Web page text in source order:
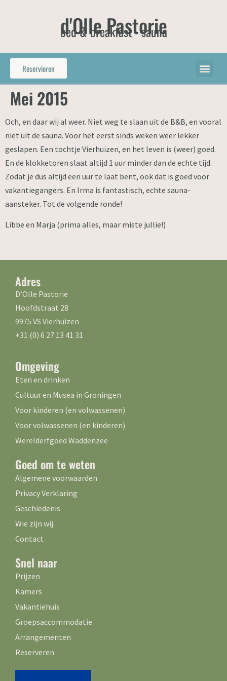
d'Olle Pastorie
bed & breakfast - sauna
Reservieren
Mei 2015
Och, en daar wij al weer. Niet weg te slaan uit de B&B, en vooral
niet uit de sauna. Voor het eerst sinds weken weer lekker
geslapen. Een tochtje Vierhuizen, en het leven is (weer) goed.
En de klokketoren slaat altijd 1 uur minder dan de echte tijd.
Zodat je dus altijd een uur te laat bent, ook dat is goed voor
vakantiegangers. En Irma is fantastisch, echte sauna-
aansteker. Tot de volgende ronde!
Libbe en Marja (prima alles, maar miste jullie!)
Adres
D’Olle Pastorie
Hoofdstraat 28
9975 VS Vierhuizen
+31 (0) 6 27 13 41 31
Omgeving
Eten en drinken
Cultuur en Musea in Groningen
Voor kinderen (en volwassenen)
Voor volwassenen (en kinderen)
Werelderfgoed Waddenzee
Goed om te weten
Algemene voorwaarden
Privacy Verklaring
Geschiedenis
Wie zijn wij
Contact
Snel naar
Prijzen
Kamers
Vakantiehuis
Groepsaccommodatie
Arrangementen
Reserveren